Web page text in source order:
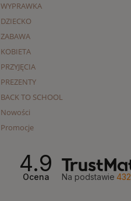
WYPRAWKA
DZIECKO
ZABAWA
KOBIETA
PRZYJĘCIA
PREZENTY
BACK TO SCHOOL
Nowości
Promocje
4.9
Ocena Na podstawie 432